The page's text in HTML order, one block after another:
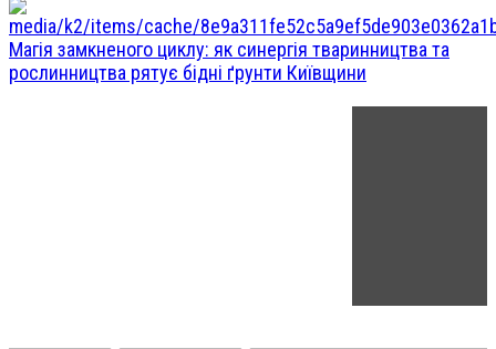
Магія замкненого циклу: як синергія тваринництва та
рослинництва рятує бідні ґрунти Київщини